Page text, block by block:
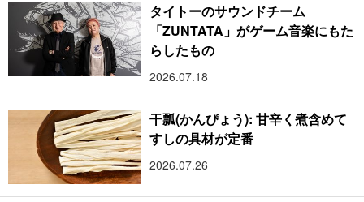
タイトーのサウンドチーム
「ZUNTATA」がゲーム音楽にもた
らしたもの
2026.07.18
干瓢(かんぴょう): 甘辛く煮含めて
すしの具材が定番
2026.07.26